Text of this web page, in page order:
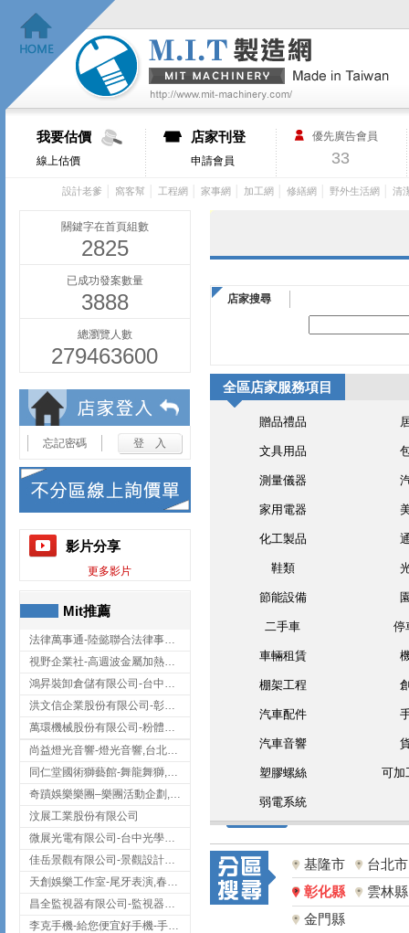
我要估價
線上估價
店家刊登
申請會員
優先廣告會員
33
設計老爹 窩客幫 工程網 家事網 加工網 修繕網 野外生活網 清
關鍵字在首頁組數
2825
已成功發案數量
3888
總瀏覽人數
279463600
忘記密碼
影片分享
更多影片
Mit推薦
法律萬事通-陸懿聯合法律事務所
視野企業社-高週波金屬加熱設備,彰化高週波金屬加熱設備
鴻昇裝卸倉儲有限公司-台中貨櫃裝卸
洪文信企業股份有限公司-彰化鋅合金鑄造,彰化五金加工,彰化五金配件
萬環機械股份有限公司-粉體塗裝設備,輸送機,輸送機設備,台南輸送機
尚益燈光音響-燈光音響,台北燈光音響,台北燈光音響出租
同仁堂國術獅藝館-舞龍舞獅,台中舞龍舞獅
奇蹟娛樂樂團–樂團活動企劃,台中樂團表演,台中婚禮樂團
汶展工業股份有限公司
微展光電有限公司-台中光學鍍膜,optical filter taiwan,台灣光學鍍膜
佳岳景觀有限公司-景觀設計公司,台北景觀設計,台北景觀工程,中山區景觀設計
天創娛樂工作室-尾牙表演,春酒表演,板橋尾牙表演
昌全監視器有限公司-監視器安裝,高雄監視器安裝,鳳山區監視器安裝
李克手機-給您便宜好手機-手機收購,屏東手機收購
店家搜尋
全區店家服務項目
贈品禮品
文具用品
測量儀器
家用電器
化工製品
鞋類
節能設備
二手車 停
車輛租賃
棚架工程
汽車配件
汽車音響
塑膠螺絲 可加
弱電系統
基隆市
台北市
彰化縣
雲林縣
金門縣